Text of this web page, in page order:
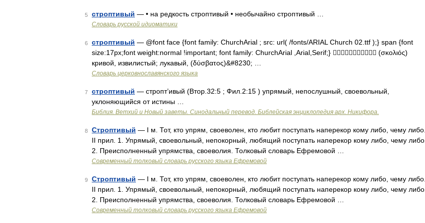
5 строптивый — • на редкость строптивый • необычайно строптивый …
Словарь русской идиоматики
6 строптивый — @font face {font family: ChurchArial ; src: url( /fonts/ARIAL Church 02.ttf );} span {font
size:17px;font weight:normal !important; font family: ChurchArial ,Arial,Serif;}  (σκολιός)
кривой, извилистый; лукавый, (δύσβατος)&#8230; …
Словарь церковнославянского языка
7 строптивый — стропт’ивый (Втор.32:5 ; Фил.2:15 ) упрямый, непослушный, своевольный,
уклоняющийся от истины …
Библия. Ветхий и Новый заветы. Синодальный перевод. Библейская энциклопедия арх. Никифора.
8 Строптивый — I м. Тот, кто упрям, своеволен, кто любит поступать наперекор кому либо, чему либо.
II прил. 1. Упрямый, своевольный, непокорный, любящий поступать наперекор кому либо, чему либо.
2. Преисполненный упрямства, своеволия. Толковый словарь Ефремовой …
Современный толковый словарь русского языка Ефремовой
9 Строптивый — I м. Тот, кто упрям, своеволен, кто любит поступать наперекор кому либо, чему либо.
II прил. 1. Упрямый, своевольный, непокорный, любящий поступать наперекор кому либо, чему либо.
2. Преисполненный упрямства, своеволия. Толковый словарь Ефремовой …
Современный толковый словарь русского языка Ефремовой